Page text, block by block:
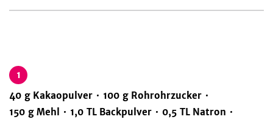
1
40 g Kakaopulver 100 g Rohrohrzucker
150 g Mehl 1,0 TL Backpulver 0,5 TL Natron